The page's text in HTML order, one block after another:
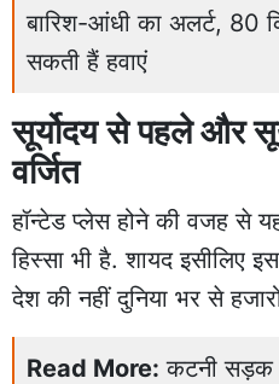
बारिश-आंधी का अलर्ट, 80
सकती हैं हवाएं
सूर्योदय से पहले और
वर्जित
हॉन्टेड प्लेस होने की वजह से
हिस्सा भी है. शायद इसीलिए
देश की नहीं दुनिया भर से
Read More: कटनी सड़क